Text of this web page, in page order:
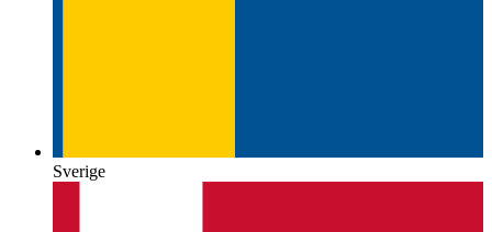
Sverige